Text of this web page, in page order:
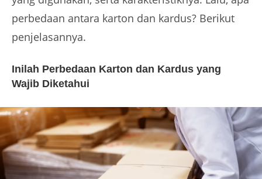
perbedaan antara karton dan kardus? Berikut
penjelasannya.
Inilah Perbedaan Karton dan Kardus yang
Wajib Diketahui